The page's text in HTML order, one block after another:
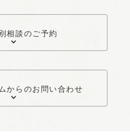
相談のご予約
からのお問い合わせ